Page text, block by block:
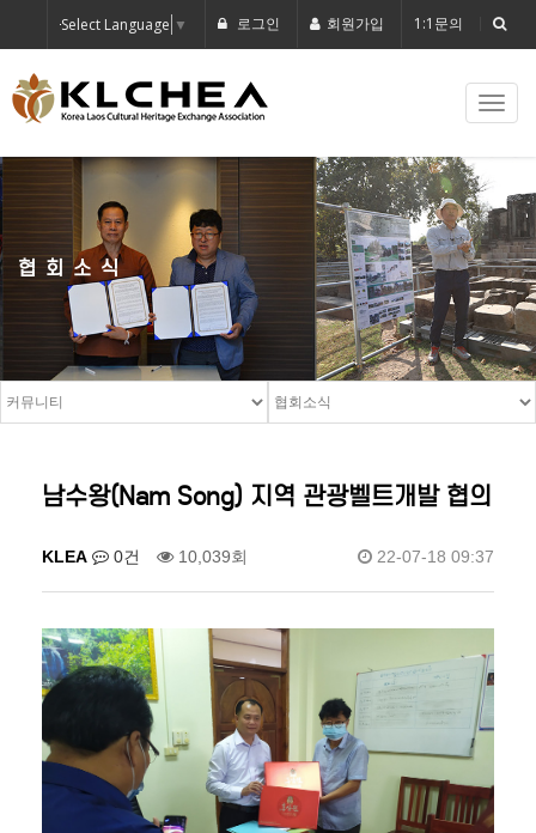
Select Language ▼ 로그인 회원가입 1:1문의
협회소식
남수왕(Nam Song) 지역 관광벨트개발 협의
KLEA 0건 10,039회 22-07-18 09:37